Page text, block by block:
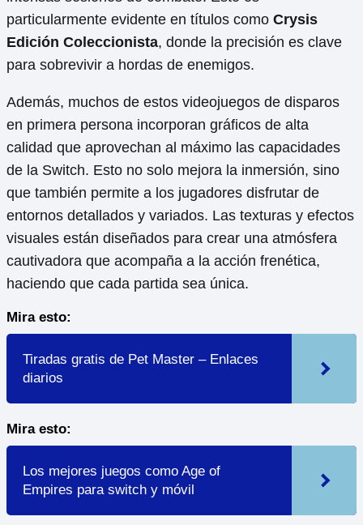
particularmente evidente en títulos como Crysis
Edición Coleccionista, donde la precisión es clave
para sobrevivir a hordas de enemigos.
Además, muchos de estos videojuegos de disparos
en primera persona incorporan gráficos de alta
calidad que aprovechan al máximo las capacidades
de la Switch. Esto no solo mejora la inmersión, sino
que también permite a los jugadores disfrutar de
entornos detallados y variados. Las texturas y efectos
visuales están diseñados para crear una atmósfera
cautivadora que acompaña a la acción frenética,
haciendo que cada partida sea única.
Mira esto:
Tiradas gratis de Pet Master – Enlaces
diarios
Mira esto:
Los mejores juegos como Age of
Empires para switch y móvil